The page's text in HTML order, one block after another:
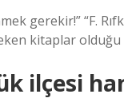
gerekir!” “F.
kitaplar olduğu
ilçesi